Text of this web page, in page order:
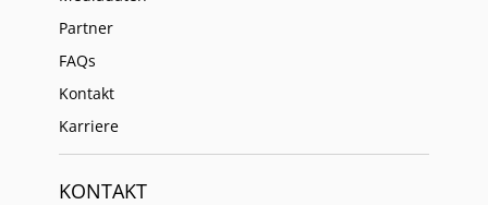
Partner
FAQs
Kontakt
Karriere
KONTAKT